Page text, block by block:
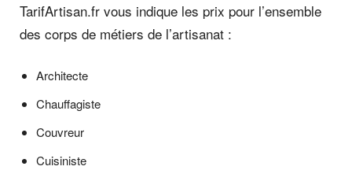
TarifArtisan.fr vous indique les prix pour l’ensemble
des corps de métiers de l’artisanat :
Architecte
Chauffagiste
Couvreur
Cuisiniste